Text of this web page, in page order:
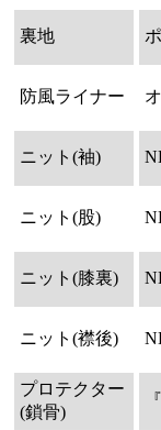
裏地
防風ライナー
ニット(袖)
ニット(股)
ニット(膝裏)
ニット(襟後)
プロテクター
(鎖骨)